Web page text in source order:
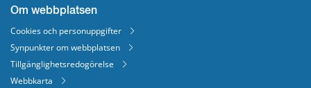
Om webbplatsen
Cookies och personuppgifter
Synpunkter om webbplatsen
Tillgänglighetsredogörelse
Webbkarta